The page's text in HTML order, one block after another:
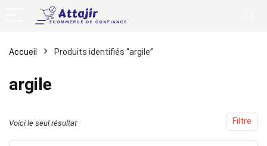
Accueil Produits identifiés “argile”
argile
Filtre
Voici le seul résultat